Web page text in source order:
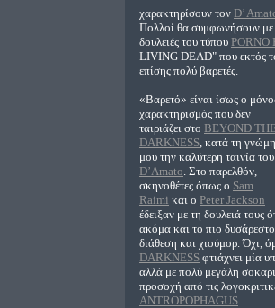
χαρακτηρίσουν τον D’
Πολλοί θα συμφωνήσουν με
δουλειές του τύπου PORNO
LIVING DEAD" που εκτός
επίσης πολύ βαρετές.
«Βαρετό» είναι ίσως ο
χαρακτηρισμός που δεν
ταιριάζει στο BEYOND
DARKNESS, κατά τη γνώμη
μου την καλύτερη ταινία του
D’Amato. Στο παρελθόν,
σκηνοθέτες όπως ο Sam
Raimi και ο Peter Jackson
έδειξαν με τη δουλειά τους
ακόμα και το πιο
διάθεση και χιούμορ. Όχι,
DARKNESS φτιάχνει μία
αλλά με πολύ μεγάλη
προσοχή από τις
ANTROPOPHAGUS.